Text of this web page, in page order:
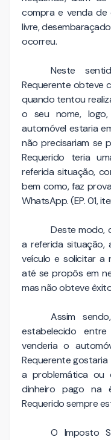
compra e venda de
livre,
ocorreu.
Neste
Requerente obteve
quando tentou
o seu nome,
automóvel estaria
não precisariam se
Requerido teria
referida situação,
bem como, faz
WhatsApp. (EP. 01,
Deste modo,
a referida situação,
veículo e solicitar a
até se propôs em
mas não obteve
Assim
estabelecido
venderia o
Requerente
a problemática ou
dinheiro pago na
Requerido sempre
O Imposto